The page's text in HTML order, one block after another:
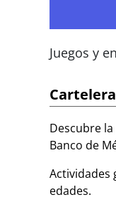
Juegos y
Descubre
Banco de
Actividades
edades.